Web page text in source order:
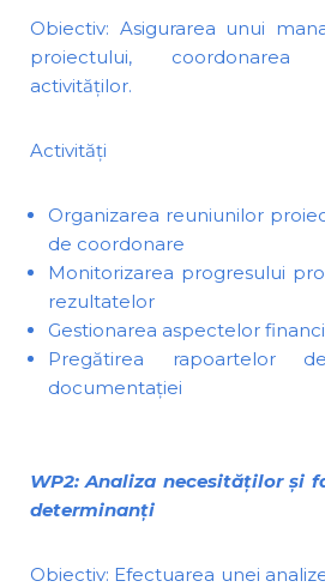
Obiectiv: Asigurarea unui
proiectului, coordonarea
activităților.
Activități
Organizarea reuniunilor
de coordonare
Monitorizarea progresului
rezultatelor
Gestionarea aspectelor
Pregătirea rapoartelor
documentației
WP2: Analiza necesităților și
determinanți
Obiectiv: Efectuarea unei